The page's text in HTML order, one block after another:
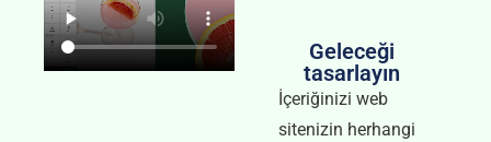
Geleceği
tasarlayın
İçeriğinizi web
sitenizin herhangi